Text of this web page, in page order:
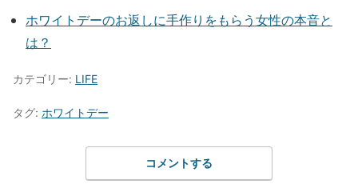
ホワイトデーのお返しに手作りをもらう女性の本音と
は？
カテゴリー: LIFE
タグ: ホワイトデー
コメントする